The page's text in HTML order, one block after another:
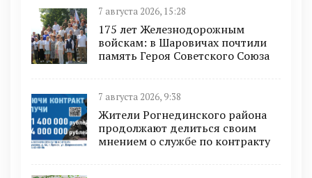
7 августа 2026, 15:28
175 лет Железнодорожным
войскам: в Шаровичах почтили
память Героя Советского Союза
7 августа 2026, 9:38
Жители Рогнединского района
продолжают делиться своим
мнением о службе по контракту